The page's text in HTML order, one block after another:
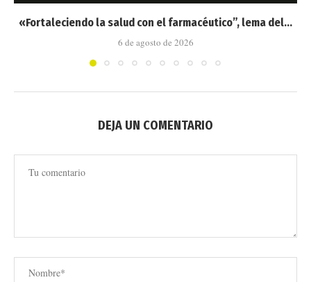
«Fortaleciendo la salud con el farmacéutico”, lema del...
6 de agosto de 2026
DEJA UN COMENTARIO